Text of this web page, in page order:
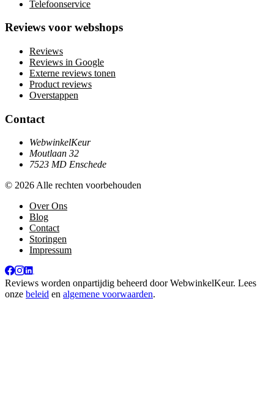
Telefoonservice
Reviews voor webshops
Reviews
Reviews in Google
Externe reviews tonen
Product reviews
Overstappen
Contact
WebwinkelKeur
Moutlaan 32
7523 MD Enschede
© 2026 Alle rechten voorbehouden
Over Ons
Blog
Contact
Storingen
Impressum
Reviews worden onpartijdig beheerd doorWebwinkelKeur. Lees
onze beleid en algemene voorwaarden.